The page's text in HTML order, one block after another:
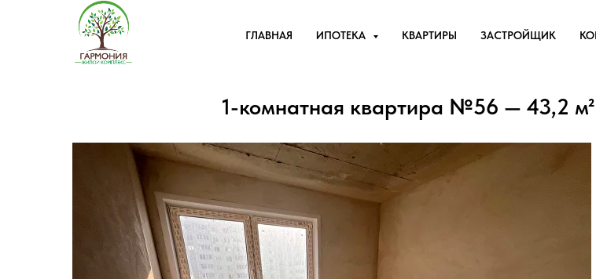
ГЛАВНАЯ ИПОТЕКА КВАРТИРЫ ЗАСТРОЙЩИК
1-комнатная квартира №56 — 43,2